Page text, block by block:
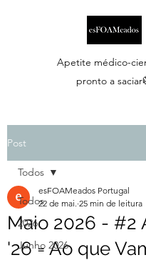
Apetite médico-
pronto a
Post
Todos
2026
Junho 2026
Todos
Maio 2026 - #2
'26 = Ao que
esFOAMeados Portugal
22 de mai. 25 min de leitura